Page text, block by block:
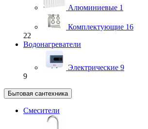
Алюминиевые 1
Комплектующие 16
22
Водонагреватели
Электрические 9
9
Бытовая сантехника
Смесители